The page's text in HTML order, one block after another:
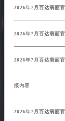
2026年7月百达翡丽
2026年7月百达翡丽
2026年7月百达翡丽
报内容
2026年7月百达翡丽